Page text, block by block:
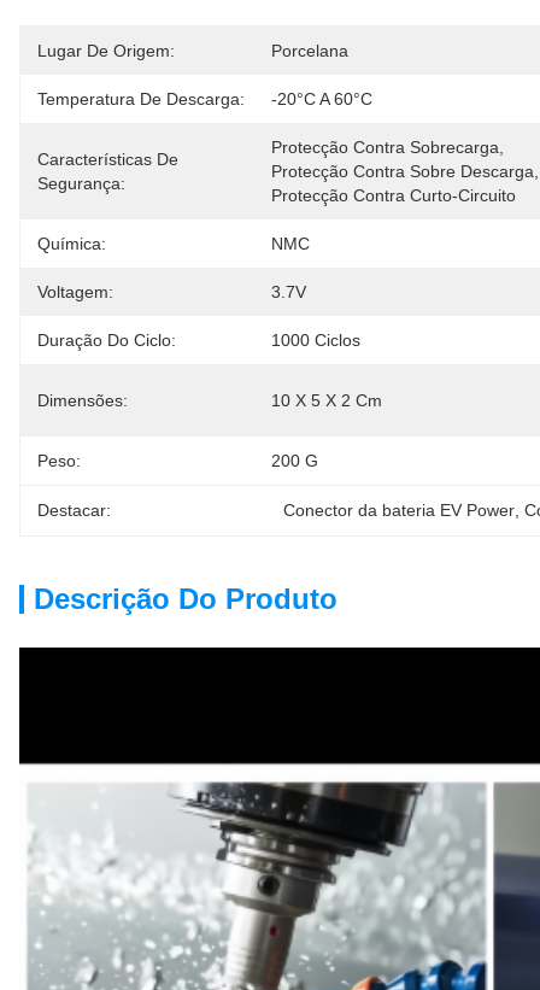
Lugar De Origem: Porcelana
Temperatura De Descarga: -20°C A 60°C
Características De
Segurança:
Protecção Contra Sobrecarga,
Protecção Contra Sobre Descarga,
Protecção Contra Curto-Circuito
Química: NMC
Voltagem: 3.7V
Duração Do Ciclo: 1000 Ciclos
Dimensões: 10 X 5 X 2 Cm
Peso: 200 G
Destacar: Conector da bateria EV Power,
Descrição Do Produto